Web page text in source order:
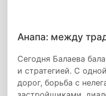
Анапа: между
Сегодня Балаева
и стратегией. С
дорог, борьба с